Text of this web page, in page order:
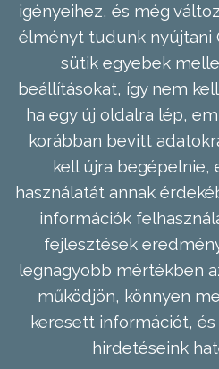
igényeihez, és még
élményt tudunk nyújtani
sütik egyebek
beállításokat, így nem
ha egy új oldalra lép,
korábban bevitt
kell újra begépelnie,
használatát annak
információk
fejlesztések
legnagyobb mértékben
működjön, könnyen
keresett információt,
hirdetéseink